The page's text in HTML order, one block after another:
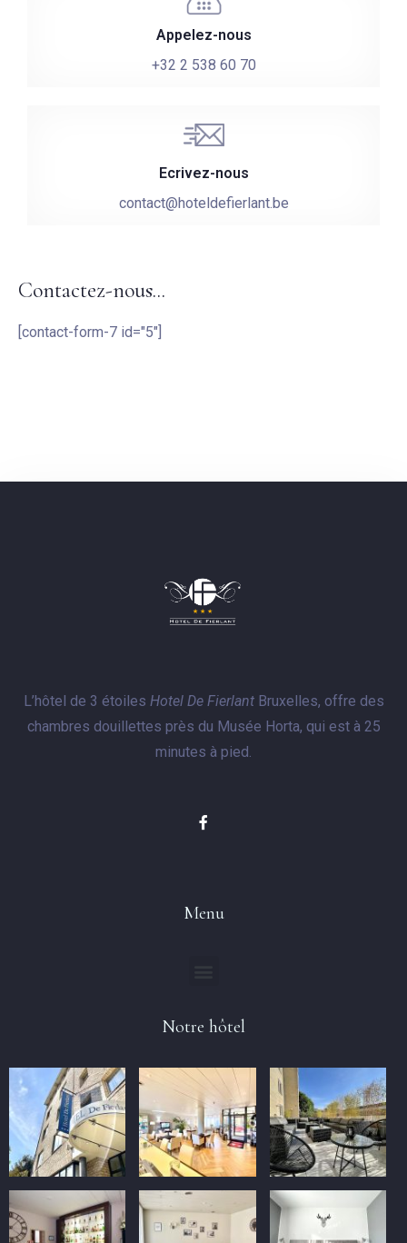
Appelez-nous
+32 2 538 60 70
Ecrivez-nous
contact@hoteldefierlant.be
Contactez-nous...
[contact-form-7 id="5"]
L’hôtel de 3 étoiles Hotel De FierlantBruxelles, offre des
chambres douillettes près du Musée Horta, qui est à 25
minutes à pied.
Menu
Notre hôtel